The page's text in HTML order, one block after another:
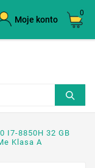
Moje konto
0
I7-8850H 32 GB
Klasa A
×